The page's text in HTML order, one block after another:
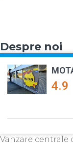
Despre noi
4.9
Vanzare centrale